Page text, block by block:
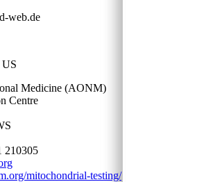
web.de
Medicine (AONM)
Centre
210305
mitochondrial-testing/